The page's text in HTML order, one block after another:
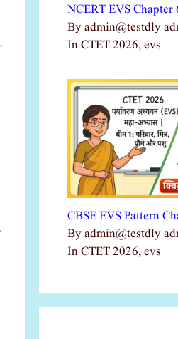
NCERT EVS Chapter
By admin@testdly
In CTET 2026, evs
CBSE EVS Pattern
By admin@testdly
In CTET 2026, evs